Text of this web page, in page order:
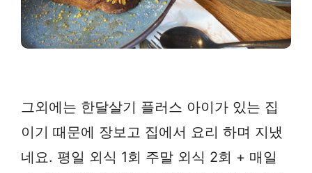
그외에는 한달살기 플러스 아이가 있는 집
이기 때문에 장보고 집에서 요리 하며 지냈
네요. 평일 외식 1회 주말 외식 2회 + 매일